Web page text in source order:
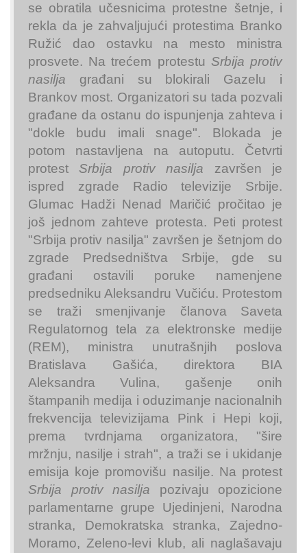
se obratila učesnicima protestne šetnje, i
rekla da je zahvaljujući protestima Branko
Ružić dao ostavku na mesto ministra
prosvete. Na trećem protestu Srbija protiv
nasilja građani su blokirali Gazelu i
Brankov most. Organizatori su tada pozvali
građane da ostanu do ispunjenja zahteva i
"dokle budu imali snage". Blokada je
potom nastavljena na autoputu. Četvrti
protest Srbija protiv nasilja završen je
ispred zgrade Radio televizije Srbije.
Glumac Hadži Nenad Maričić pročitao je
još jednom zahteve protesta. Peti protest
"Srbija protiv nasilja" završen je šetnjom do
zgrade Predsedništva Srbije, gde su
građani ostavili poruke namenjene
predsedniku Aleksandru Vučiću. Protestom
se traži smenjivanje članova Saveta
Regulatornog tela za elektronske medije
(REM), ministra unutrašnjih poslova
Bratislava Gašića, direktora BIA
Aleksandra Vulina, gašenje onih
štampanih medija i oduzimanje nacionalnih
frekvencija televizijama Pink i Hepi koji,
prema tvrdnjama organizatora, "šire
mržnju, nasilje i strah", a traži se i ukidanje
emisija koje promovišu nasilje. Na protest
Srbija protiv nasilja pozivaju opozicione
parlamentarne grupe Ujedinjeni, Narodna
stranka, Demokratska stranka, Zajedno-
Moramo, Zeleno-levi klub, ali naglašavaju